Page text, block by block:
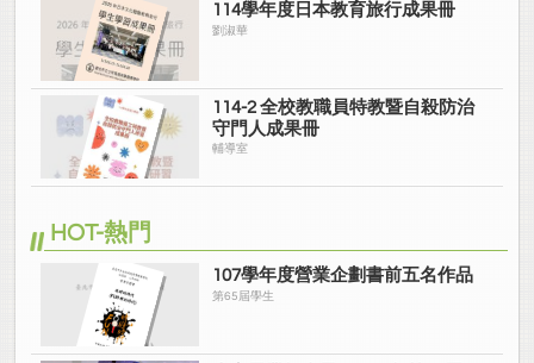
114學年度日本教育旅行成果冊
劉淑華
114-2 全校教職員特教暨自殺防治
守門人成果冊
輔導室
HOT-熱門
107學年度營業企劃書前五名作品
第65屆學生